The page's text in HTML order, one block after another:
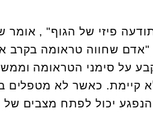
פיזי של הגוף" , אומר
"אדם שחווה טראומה בקרב
על סימני הטראומה
קיימת. כאשר לא מטפלים
יכול לפתח מצבים של